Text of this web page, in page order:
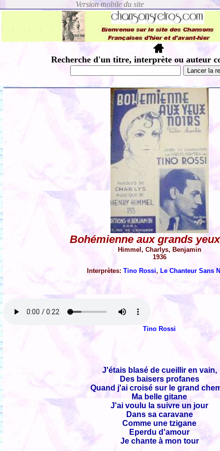
Recherche d'un titre, interprète ou auteur
Bohémienne aux grands
Himmel, Charlys, Benjamin
1936
Interprètes: Tino Rossi, Le Chanteur Sans
Tino Rossi
J'étais blasé de cueillir en vain,
Des baisers profanes
Quand j'ai croisé sur le grand
Ma belle gitane
J'ai voulu la suivre un jour
Dans sa caravane
Comme une tzigane
Eperdu d'amour
Je chante à mon tour